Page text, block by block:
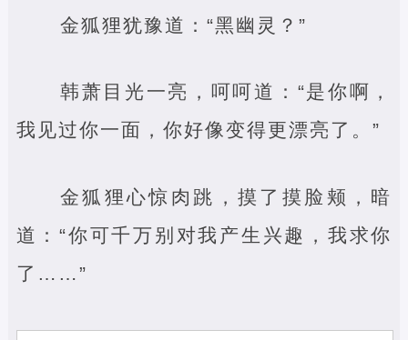
金狐狸犹豫道：“黑幽灵？”
韩萧目光一亮，呵呵道：“是你啊，
我见过你一面，你好像变得更漂亮了。”
金狐狸心惊肉跳，摸了摸脸颊，暗
道：“你可千万别对我产生兴趣，我求你
了……”